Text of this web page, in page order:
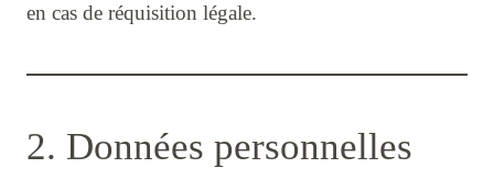
en cas de réquisition légale.
2. Données personnelles